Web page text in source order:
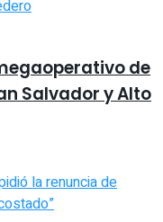
de
Salvador y Alto